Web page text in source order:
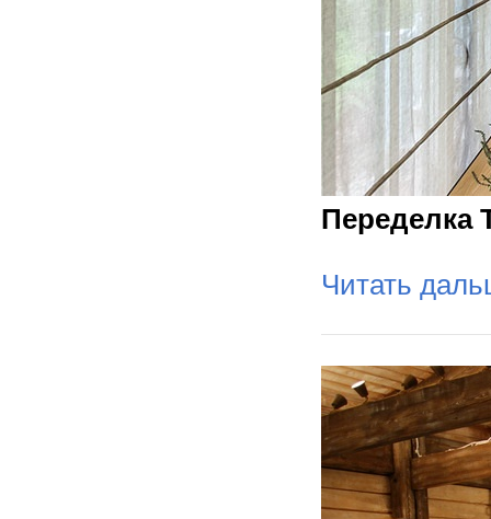
Переделка
Читать